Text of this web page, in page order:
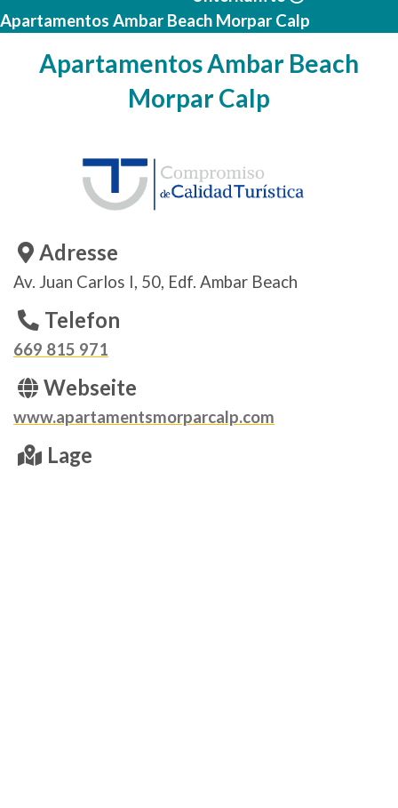
Apartamentos Ambar Beach Morpar Calp
Apartamentos Ambar Beach
Morpar Calp
Adresse
Av. Juan Carlos I, 50, Edf. Ambar Beach
Telefon
669 815 971
Webseite
www.apartamentsmorparcalp.com
Lage